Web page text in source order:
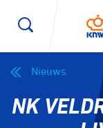
Nieuws
NK
Wegwielrennen